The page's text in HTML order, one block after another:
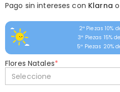
Pago sin intereses con Klarna
2ª Piezas 10%
3ª Piezas 15%
5ª Piezas 20%
Flores Natales*
Seleccione